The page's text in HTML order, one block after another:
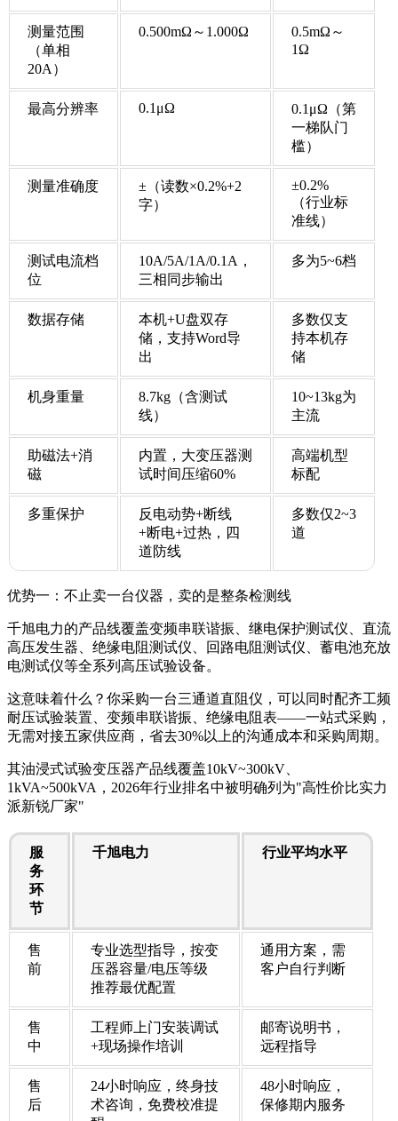
测量范围
（单相
20A）
0.500mΩ～1.000Ω
0.5mΩ～
1Ω
最高分辨率 0.1μΩ
0.1μΩ（第
一梯队门
槛）
测量准确度
±（读数×0.2%+2
字）
±0.2%
（行业标
准线）
测试电流档
位
10A/5A/1A/0.1A，
三相同步输出
多为5~6档
数据存储
本机+U盘双存
储，支持Word导
出
多数仅支
持本机存
储
机身重量
8.7kg（含测试
线）
10~13kg为
主流
助磁法+消
磁
内置，大变压器测
试时间压缩60%
高端机型
标配
多重保护
反电动势+断线
+断电+过热，四
道防线
多数仅2~3
道
优势一：不止卖一台仪器，卖的是整条检测线
千旭电力的产品线覆盖变频串联谐振、继电保护测试仪、直流
高压发生器、绝缘电阻测试仪、回路电阻测试仪、蓄电池充放
电测试仪等全系列高压试验设备。
这意味着什么？你采购一台三通道直阻仪，可以同时配齐工频
耐压试验装置、变频串联谐振、绝缘电阻表——一站式采购，
无需对接五家供应商，省去30%以上的沟通成本和采购周期。
其油浸式试验变压器产品线覆盖10kV~300kV、
1kVA~500kVA，2026年行业排名中被明确列为"高性价比实力
派新锐厂家"
服
务
环
节
千旭电力 行业平均水平
售
前
专业选型指导，按变
压器容量/电压等级
推荐最优配置
通用方案，需
客户自行判断
售
中
工程师上门安装调试
+现场操作培训
邮寄说明书，
远程指导
售
后
24小时响应，终身技
术咨询，免费校准提
48小时响应，
保修期内服务